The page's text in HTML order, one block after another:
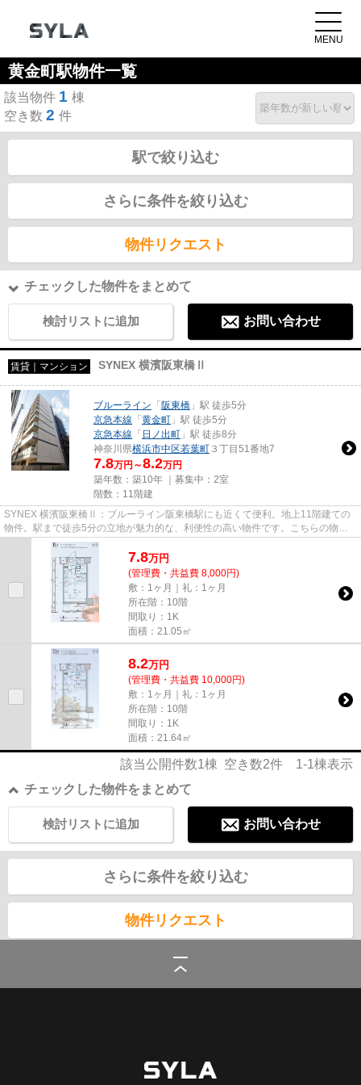
黄金町駅物件一覧
該当物件 1 棟
空き数 2 件
駅で絞り込む
さらに条件を絞り込む
物件リクエスト
チェックした物件をまとめて
検討リストに追加 お問い合わせ
賃貸｜マンション SYNEX 横濱阪東橋Ⅱ
ブルーライン 「 阪東橋 」駅 徒歩5分
京急本線 「 黄金町 」駅 徒歩5分
京急本線 「 日ノ出町 」駅 徒歩8分
神奈川県横浜市中区若葉町 ３丁目51番地7
7.8万円～8.2万円
築年数：築10年 ｜募集中： 2室
階数：11階建
SYNEX 横濱阪東橋Ⅱ：ブルーライン阪東橋駅にも近くて便利。地上11階建ての
物件。駅まで徒歩5分の立地が魅力的な、利便性の高い物件です。こちらの物件
はマンションです。横浜市中区エ...
7.8万円
(管理費・共益費 8,000円)
敷：1ヶ月｜礼：1ヶ月
所在階：10階
間取り：1K
面積：21.05㎡
8.2万円
(管理費・共益費 10,000円)
敷：1ヶ月｜礼：1ヶ月
所在階：10階
間取り：1K
面積：21.64㎡
該当公開件数1棟 空き数2件 1-1棟表示
チェックした物件をまとめて
お問い合わせ
検討リストに追加
さらに条件を絞り込む
物件リクエスト
京浜急行電鉄京急本線